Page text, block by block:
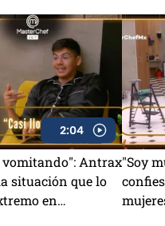
2:04
vomitando": Antrax
situación que lo
en
"Soy